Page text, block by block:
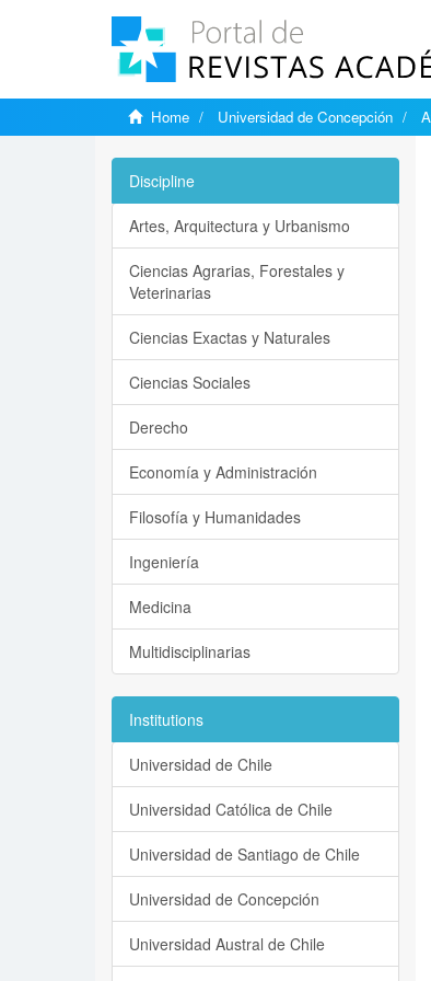
Home Universidad de Concepción
Discipline
Artes, Arquitectura y Urbanismo
Ciencias Agrarias, Forestales y
Veterinarias
Ciencias Exactas y Naturales
Ciencias Sociales
Derecho
Economía y Administración
Filosofía y Humanidades
Ingeniería
Medicina
Multidisciplinarias
Institutions
Universidad de Chile
Universidad Católica de Chile
Universidad de Santiago de Chile
Universidad de Concepción
Universidad Austral de Chile